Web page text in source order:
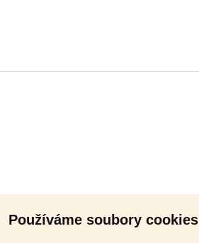
Používáme soubory cookies